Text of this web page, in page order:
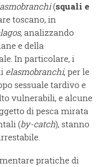
(squali e
toscano, in
analizzando
e della
In particolare, i
elasmobranchi, per le
sessuale tardivo e
vulnerabili, e alcune
di pesca mirata
(by-catch), stanno
pratiche di